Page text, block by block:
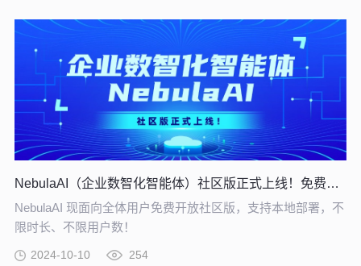
NebulaAI（企业数智化智能体）社区版正式上线！免费下载！
NebulaAI 现面向全体用户免费开放社区版，支持本地部署，不
限时长、不限用户数！
2024-10-10 254